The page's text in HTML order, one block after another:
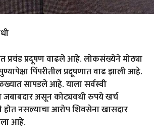
प्रचंड प्रदूषण वाढले आहे. लोकसंख्येने मोठ्या
पिंपरीतील प्रदूषणात वाढ झाली आहे.
सापडले आहे. याला सर्वस्वी
जबाबदार असून कोट्यवधी रुपये खर्च
नसल्याचा आरोप शिवसेना खासदार
आहे.